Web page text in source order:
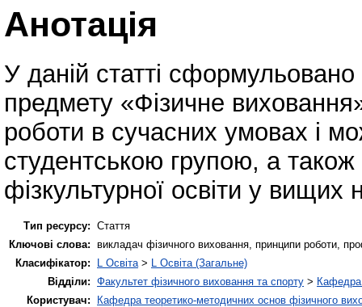
Анотація
У даній статті
предмету «Фізичне
роботи в сучасних умовах і
студентською групою, а
фізкультурної освіти у вищих
Тип ресурсу: Стаття
Ключові слова: викладач фізичного виховання, принципи роботи,
Класифікатор:
L Освіта > L Освіта (Загальне)
Відділи: Факультет фізичного виховання та спорту > Кафедра
Користувач:
Кафедра теоретико-методичних основ фізичного